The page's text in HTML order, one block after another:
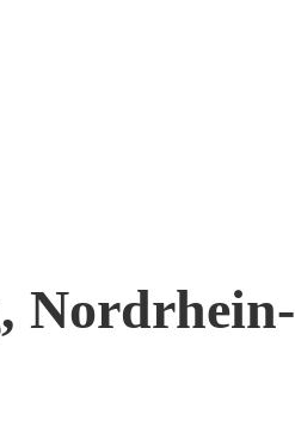
Nordrhein-